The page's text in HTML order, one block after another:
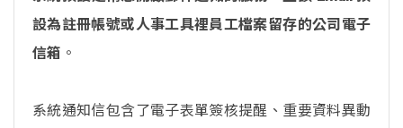
設為註冊帳號或人事工具裡員工檔案留存的公司電子
信箱 。
系統通知信包含了電子表單簽核提醒、重要資料異動